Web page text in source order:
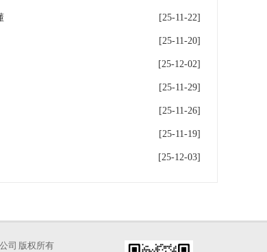
[25-11-22]
[25-11-20]
[25-12-02]
[25-11-29]
[25-11-26]
[25-11-19]
[25-12-03]
司 版权所有